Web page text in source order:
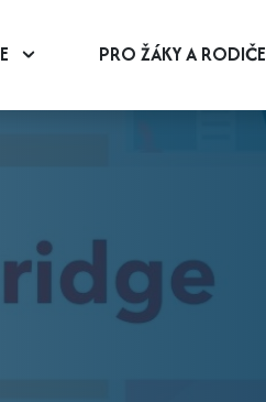
PRO ŽÁKY A RODIČE